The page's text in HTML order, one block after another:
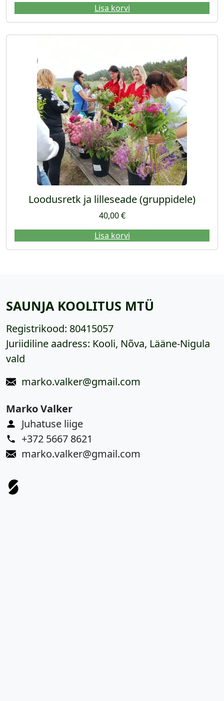
Lisa korvi
Loodusretk ja lilleseade (gruppidele)
40,00€
Lisa korvi
SAUNJA KOOLITUS MTÜ
Registrikood: 80415057
Juriidiline aadress: Kooli, Nõva, Lääne-Nigula
vald
marko.valker@gmail.com
Marko Valker
Juhatuse liige
+372 5667 8621
marko.valker@gmail.com